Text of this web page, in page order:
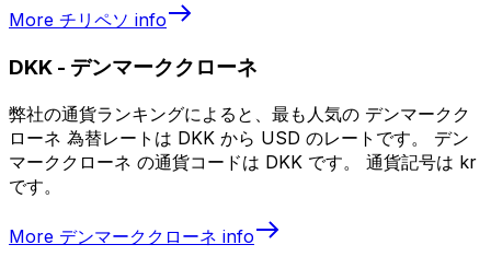
More チリペソ info
DKK - デンマーククローネ
弊社の通貨ランキングによると、最も人気の デンマークク
ローネ 為替レートは DKK から USD のレートです。 デン
マーククローネ の通貨コードは DKK です。 通貨記号は kr
です。
More デンマーククローネ info